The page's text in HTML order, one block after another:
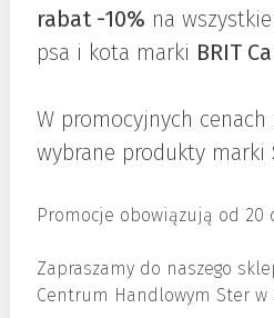
rabat -10% na
psa i kota marki BRIT
W promocyjnych
wybrane produkty marki
Promocje obowiązują od 20
Zapraszamy do naszego
Centrum Handlowym Ster w